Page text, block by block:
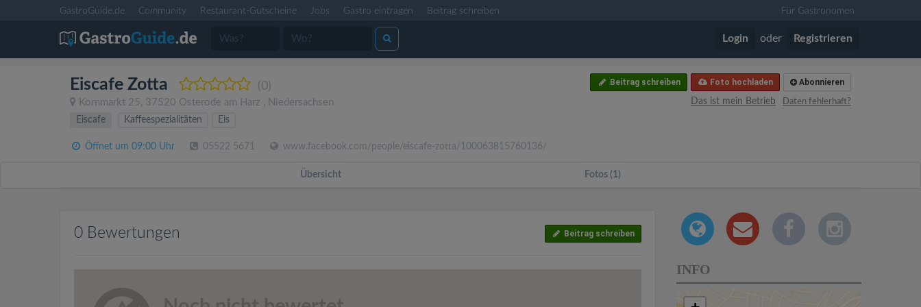
GastroGuide.de Community Restaurant-Gutscheine Jobs Gastro eintragen Beitrag schreiben Für Gastronomen
Login oder Registrieren
Eiscafe Zotta (0)
Kornmarkt 25 , 37520 Osterode am Harz , Niedersachsen
Abonnieren
Foto hochladen
Beitrag schreiben
Daten fehlerhaft?
Das ist mein Betrieb
Eiscafe
Kaffeespezialitäten Eis
Öffnet um 09:00 Uhr 05522 5671 www.facebook.com/people/eiscafe-zotta/100063815760136/
Übersicht Fotos (1)
0 Bewertungen Beitrag schreiben
INFO